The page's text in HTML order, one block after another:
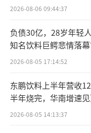
根据敷尔佳
营业收入为
于上市公司股东
少11.77%。这不
9%的同时，归
降。
2026-08-06 09:44:37
负债30亿，28岁年轻
知名饮料巨鳄悲情落幕
2026-08-05 17:14:52
东鹏饮料上半年营收
半年烧完，华南增速
2026-08-05 14:13:37